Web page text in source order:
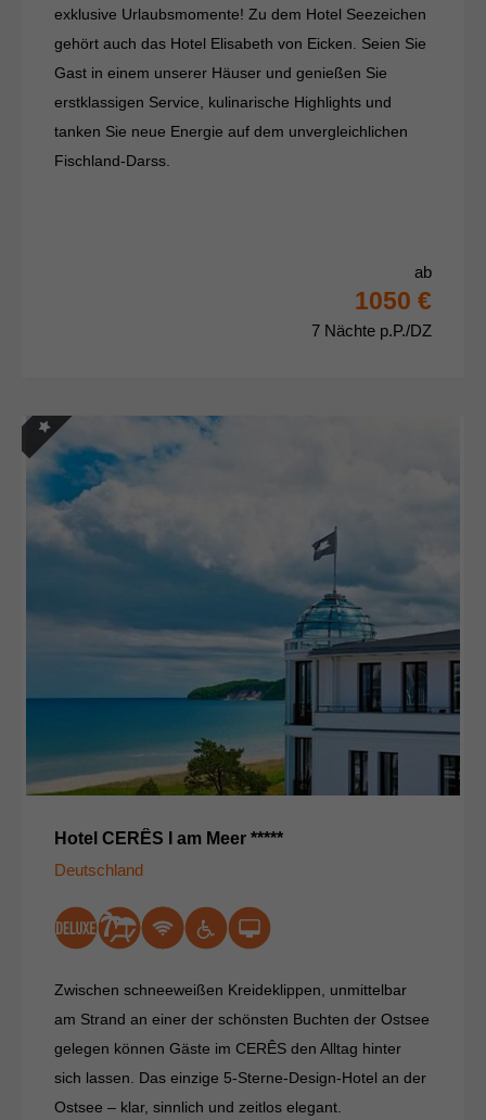
exklusive Urlaubsmomente! Zu dem Hotel Seezeichen
gehört auch das Hotel Elisabeth von Eicken. Seien Sie
Gast in einem unserer Häuser und genießen Sie
erstklassigen Service, kulinarische Highlights und
tanken Sie neue Energie auf dem unvergleichlichen
Fischland-Darss.
ab
1050 €
7 Nächte p.P./DZ
Hotel CERÊS I am Meer *****
Deutschland
Zwischen schneeweißen Kreideklippen, unmittelbar
am Strand an einer der schönsten Buchten der Ostsee
gelegen können Gäste im CERÊS den Alltag hinter
sich lassen. Das einzige 5-Sterne-Design-Hotel an der
Ostsee – klar, sinnlich und zeitlos elegant.